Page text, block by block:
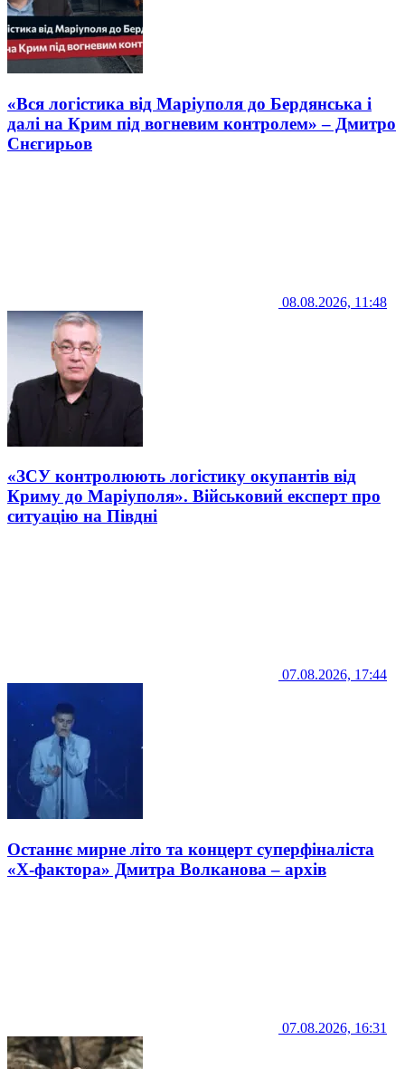
«Вся логістика від Маріуполя до Бердянська і
далі на Крим під вогневим контролем» – Дмитро
Снєгирьов
08.08.2026, 11:48
«ЗСУ контролюють логістику окупантів від
Криму до Маріуполя». Військовий експерт про
ситуацію на Півдні
07.08.2026, 17:44
Останнє мирне літо та концерт суперфіналіста
«Х-фактора» Дмитра Волканова – архів
07.08.2026, 16:31